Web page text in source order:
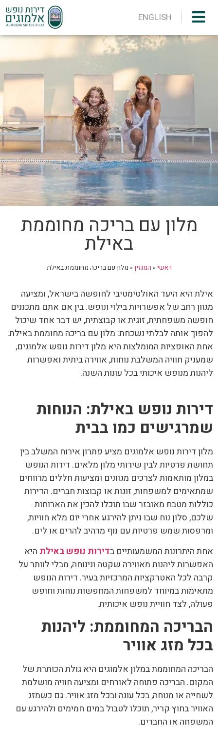
ENGLISH
מלון עם בריכה מחוממת
באילת
ראשי» המגזין» מלון עם בריכה מחוממת באילת
אילת היא היעד האולטימטיבי לחופשה בישראל, ומציעה
מגוון רחב של אפשרויות בילוי ונופש. בין אם אתם מתכננים
חופשה משפחתית, זוגית או קבוצתית, יש דבר אחד שיכול
להפוך אותה לבלתי נשכחת: מלון עם בריכה מחוממת באילת.
אחת האופציות המומלצות היא מלון דירות נופש אלמוגים,
שמעניק חוויה המשלבת נוחות, אווירה ביתית ואפשרות
ליהנות מנופש איכותי בכל עונות השנה.
דירות נופש באילת: הנוחות
שמרגישים כמו בבית
מלון דירות נופש אלמוגים מציע פתרון אירוח המשלב בין
תחושת פרטיות לבין שירותי מלון מלאים. דירות הנופש
במלון מותאמות לצרכים מגוונים ומציעות חללים מרווחים
שמתאימים למשפחות, זוגות או קבוצות חברים. הדירות
כוללות מטבח מאובזר שבו תוכלו להכין את הארוחות
שלכם, סלון נוח שבו ניתן להירגע אחרי יום מלא חוויות,
ומרפסות שמש פרטיות עם נוף מרהיב להרים או לים.
אחת היתרונות המשמעותיים בדירות נופש באילת היא
האפשרות ליהנות מאווירה שקטה ונינוחה, מבלי לוותר על
קרבה לכל האטרקציות המרכזיות בעיר. דירות הנופש
מתאימות במיוחד למשפחות המחפשות נוחות וחופש
פעולה, לצד חוויית נופש איכותית.
הבריכה המחוממת: ליהנות
בכל מזג אוויר
הבריכה המחוממת במלון אלמוגים היא גולת הכותרת של
המקום. הבריכה פתוחה לאורחים ומציעה חוויה מושלמת
לשחייה או מנוחה, בכל עונה ובכל מזג אוויר. גם כשמזג
האוויר בחוץ קריר, תוכלו לטבול במים חמימים ולהירגע עם
המשפחה או החברים.